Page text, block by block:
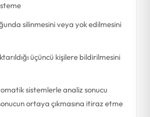
silinmesini veya yok edilmesini
üçüncü kişilere bildirilmesini
sistemlerle analiz sonucu
ortaya çıkmasına itiraz etme